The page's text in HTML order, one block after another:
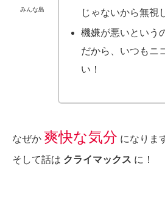
みんな島
じゃないから無視
機嫌が悪いという
だから、いつもニ
い！
なぜか 爽快な気分 になりま
そして話は クライマックス に！